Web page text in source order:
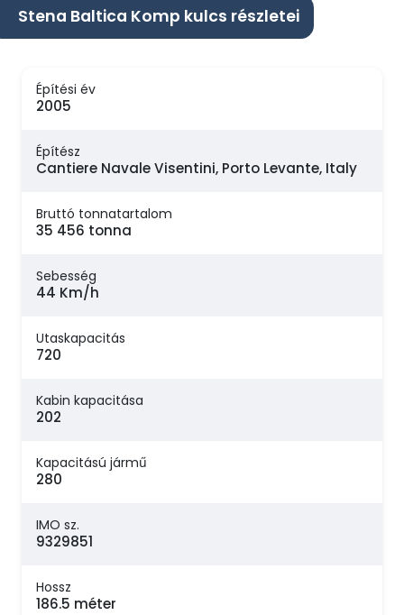
Stena Baltica Komp kulcs részletei
Építési év
2005
Építész
Cantiere Navale Visentini, Porto Levante, Italy
Bruttó tonnatartalom
35 456 tonna
Sebesség
44 Km/h
Utaskapacitás
720
Kabin kapacitása
202
Kapacitású jármű
280
IMO sz.
9329851
Hossz
186.5 méter